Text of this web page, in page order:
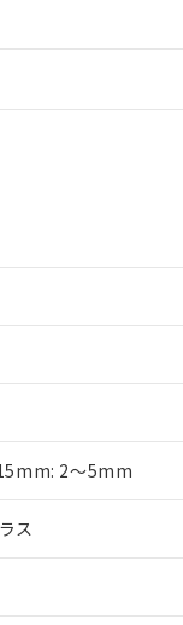
2～5mm
ス